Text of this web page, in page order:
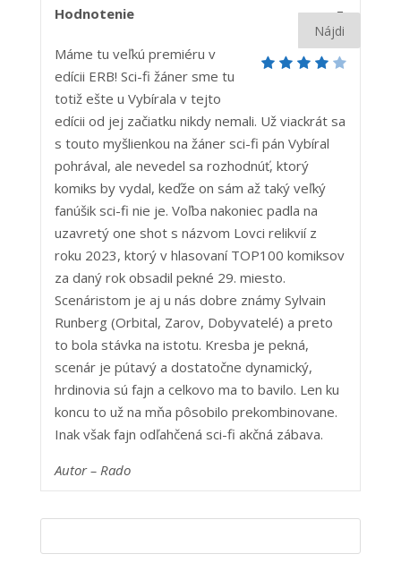
4
Hodnotenie
Máme tu veľkú premiéru v
edícii ERB! Sci-fi žáner sme tu
totiž ešte u Vybírala v tejto
edícii od jej začiatku nikdy nemali. Už viackrát sa
s touto myšlienkou na žáner sci-fi pán Vybíral
pohrával, ale nevedel sa rozhodnúť, ktorý
komiks by vydal, keďže on sám až taký veľký
fanúšik sci-fi nie je. Voľba nakoniec padla na
uzavretý one shot s názvom Lovci relikvií z
roku 2023, ktorý v hlasovaní TOP100 komiksov
za daný rok obsadil pekné 29. miesto.
Scenáristom je aj u nás dobre známy Sylvain
Runberg (Orbital, Zarov, Dobyvatelé) a preto
to bola stávka na istotu. Kresba je pekná,
scenár je pútavý a dostatočne dynamický,
hrdinovia sú fajn a celkovo ma to bavilo. Len ku
koncu to už na mňa pôsobilo prekombinovane.
Inak však fajn odľahčená sci-fi akčná zábava.
Autor – Rado